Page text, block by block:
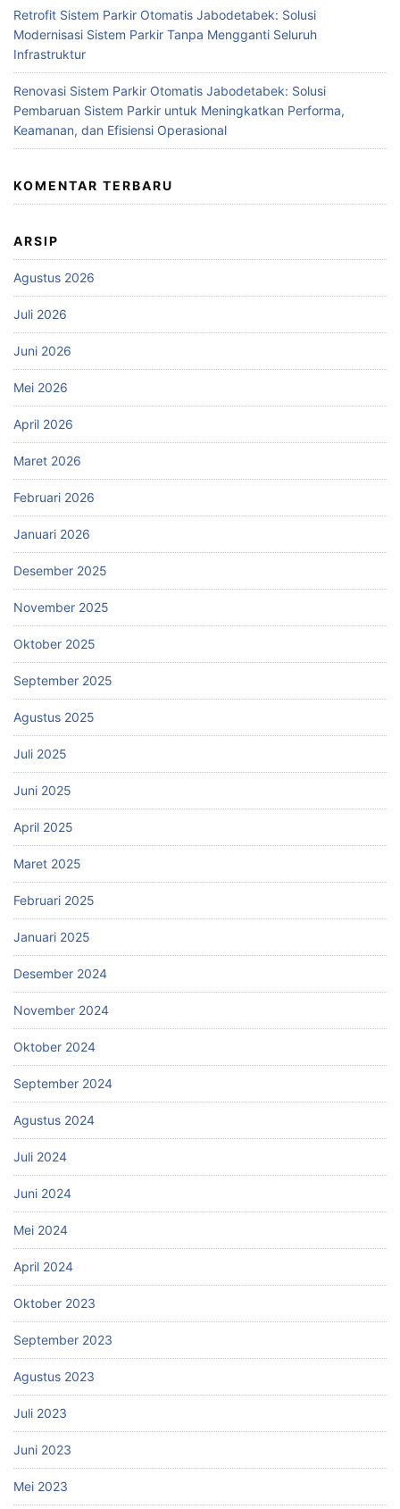
Retrofit Sistem Parkir Otomatis Jabodetabek: Solusi
Modernisasi Sistem Parkir Tanpa Mengganti Seluruh
Infrastruktur
Renovasi Sistem Parkir Otomatis Jabodetabek: Solusi
Pembaruan Sistem Parkir untuk Meningkatkan Performa,
Keamanan, dan Efisiensi Operasional
KOMENTAR TERBARU
ARSIP
Agustus 2026
Juli 2026
Juni 2026
Mei 2026
April 2026
Maret 2026
Februari 2026
Januari 2026
Desember 2025
November 2025
Oktober 2025
September 2025
Agustus 2025
Juli 2025
Juni 2025
April 2025
Maret 2025
Februari 2025
Januari 2025
Desember 2024
November 2024
Oktober 2024
September 2024
Agustus 2024
Juli 2024
Juni 2024
Mei 2024
April 2024
Oktober 2023
September 2023
Agustus 2023
Juli 2023
Juni 2023
Mei 2023